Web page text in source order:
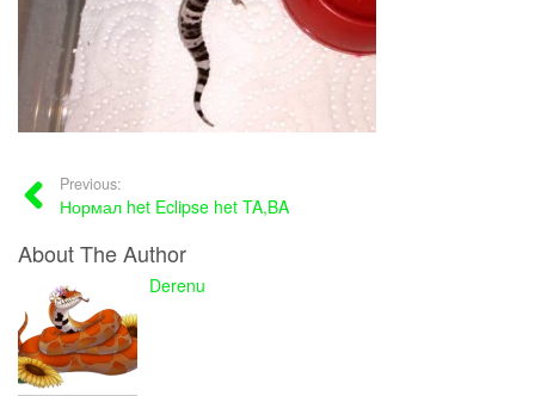
Previous:
Нормал het Eclipse het TA,BA
About The Author
Derenu